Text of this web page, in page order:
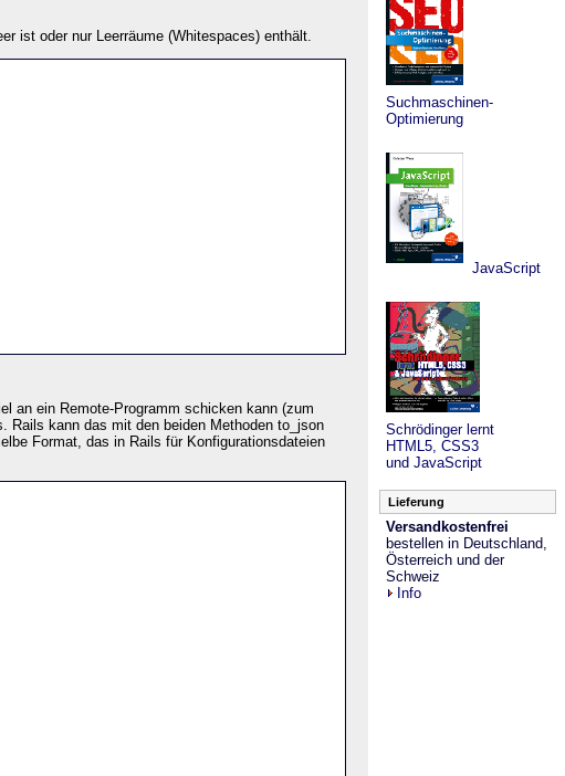
ist oder nur Leerräume (Whitespaces) enthält.
an ein Remote-Programm schicken kann (zum
Rails kann das mit den beiden Methoden to_json
Format, das in Rails für Konfigurationsdateien
Suchmaschinen-
Optimierung
JavaScript
Schrödinger lernt
HTML5, CSS3
und JavaScript
Lieferung
Versandkostenfrei
bestellen in Deutschland,
Österreich und der
Schweiz
Info